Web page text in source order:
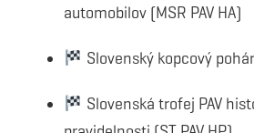
automobilov (MSR PAV HA)
Slovenský kopcový
Slovenská trofej PAV